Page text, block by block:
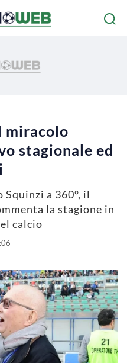
miracolo
stagionale ed
a 360°, il
la stagione in
calcio